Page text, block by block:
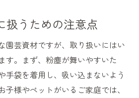
扱うための注意点
園芸資材ですが、取り扱いにはい
す。まず、粉塵が舞いやすいた
手袋を着用し、吸い込まないよう
子様やペットがいるご家庭では、